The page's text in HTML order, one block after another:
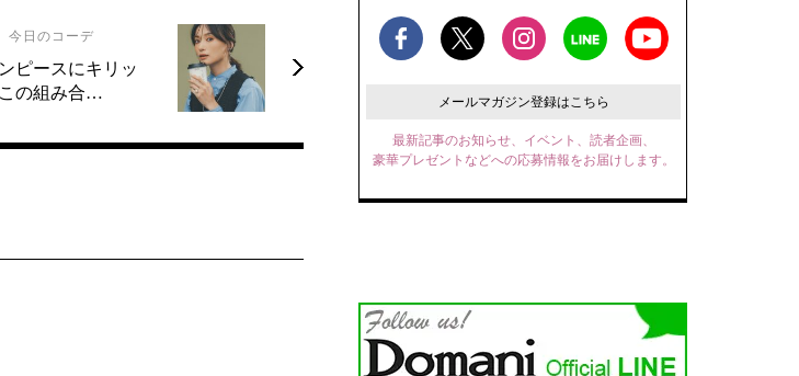
今日のコーデ
ピースにキリッ
の組み合…
メールマガジン登録はこちら
最新記事のお知らせ、イベント、読者企画、
豪華プレゼントなどへの応募情報をお届けします。